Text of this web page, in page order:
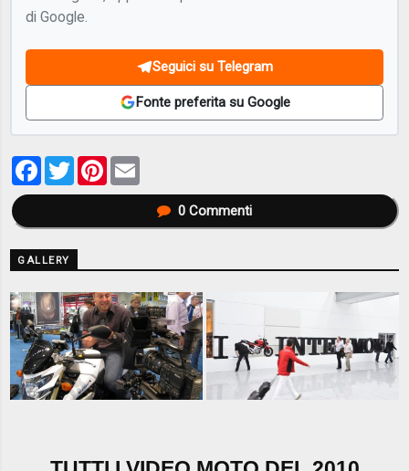
di Google.
Seguici su Telegram
Fonte preferita su Google
Facebook
TwitterPinterest
0Commenti
GALLERY